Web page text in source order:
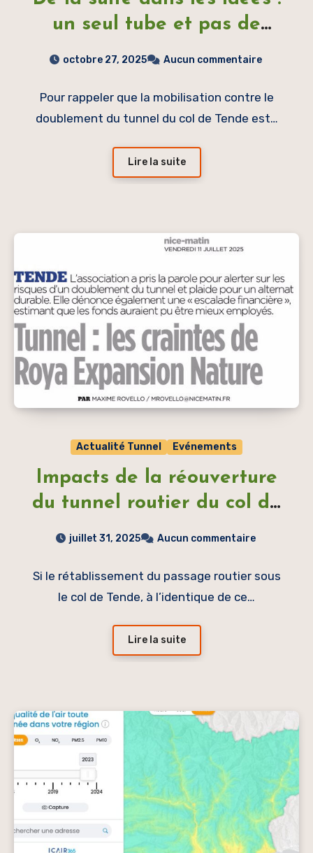
un seul tube et pas de
camions !
octobre 27, 2025 Aucun commentaire
Pour rappeler que la mobilisation contre le
doublement du tunnel du col de Tende est…
Lire la suite
Actualité Tunnel Evénements
Impacts de la réouverture
du tunnel routier du col de
Tende
juillet 31, 2025 Aucun commentaire
Si le rétablissement du passage routier sous
le col de Tende, à l’identique de ce…
Lire la suite